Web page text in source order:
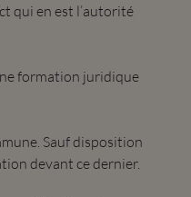
qui en est l’autorité
formation juridique
Sauf disposition
devant ce dernier.